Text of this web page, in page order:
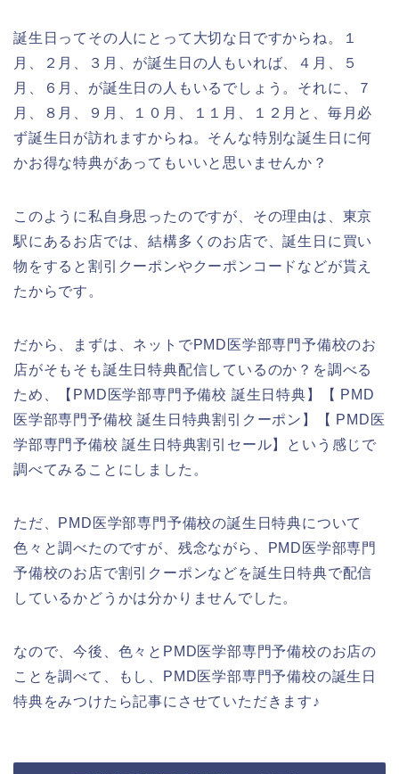
誕生日ってその人にとって大切な日ですからね。１
月、２月、３月、が誕生日の人もいれば、４月、５
月、６月、が誕生日の人もいるでしょう。それに、７
月、８月、９月、１０月、１１月、１２月と、毎月必
ず誕生日が訪れますからね。そんな特別な誕生日に何
かお得な特典があってもいいと思いませんか？
このように私自身思ったのですが、その理由は、東京
駅にあるお店では、結構多くのお店で、誕生日に買い
物をすると割引クーポンやクーポンコードなどが貰え
たからです。
だから、まずは、ネットでPMD医学部専門予備校のお
店がそもそも誕生日特典配信しているのか？を調べる
ため、【PMD医学部専門予備校 誕生日特典】【 PMD
医学部専門予備校 誕生日特典割引クーポン】【 PMD医
学部専門予備校 誕生日特典割引セール】という感じで
調べてみることにしました。
ただ、PMD医学部専門予備校の誕生日特典について
色々と調べたのですが、残念ながら、PMD医学部専門
予備校のお店で割引クーポンなどを誕生日特典で配信
しているかどうかは分かりませんでした。
なので、今後、色々とPMD医学部専門予備校のお店の
ことを調べて、もし、PMD医学部専門予備校の誕生日
特典をみつけたら記事にさせていただきます♪